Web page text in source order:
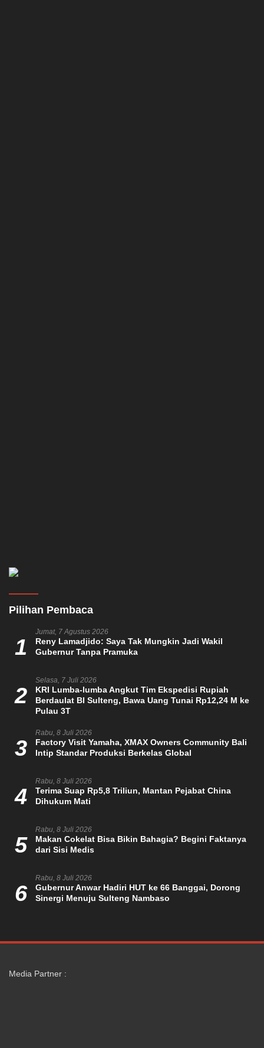
Pilihan Pembaca
1
Jumat, 7 Agustus 2026
Reny Lamadjido: Saya Tak Mungkin Jadi Wakil
Gubernur Tanpa Pramuka
2
Selasa, 7 Juli 2026
KRI Lumba-lumba Angkut Tim Ekspedisi Rupiah
Berdaulat BI Sulteng, Bawa Uang Tunai Rp12,24 M ke
Pulau 3T
3
Rabu, 8 Juli 2026
Factory Visit Yamaha, XMAX Owners Community Bali
Intip Standar Produksi Berkelas Global
4
Rabu, 8 Juli 2026
Terima Suap Rp5,8 Triliun, Mantan Pejabat China
Dihukum Mati
5
Rabu, 8 Juli 2026
Makan Cokelat Bisa Bikin Bahagia? Begini Faktanya
dari Sisi Medis
6
Rabu, 8 Juli 2026
Gubernur Anwar Hadiri HUT ke 66 Banggai, Dorong
Sinergi Menuju Sulteng Nambaso
Media Partner :